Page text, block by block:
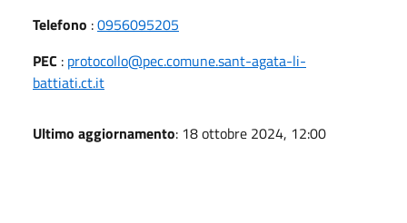
Telefono :0956095205
PEC : protocollo@pec.comune.sant-agata-li-
battiati.ct.it
Ultimo aggiornamento: 18 ottobre 2024, 12:00